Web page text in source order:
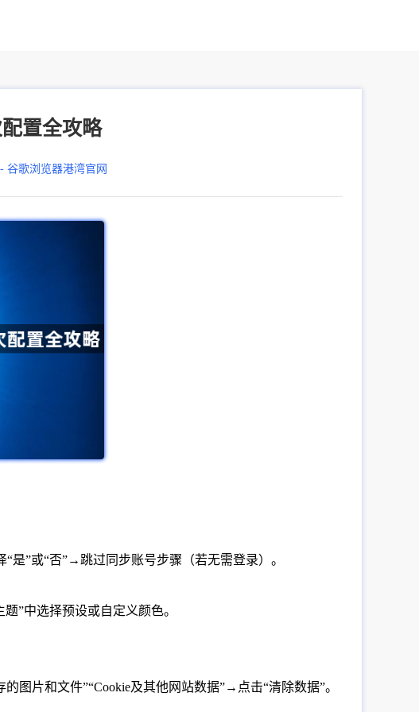
置全攻略
谷歌浏览器港湾官网
”或“否”→跳过同步账号步骤（若无需登录）。
”中选择预设或自定义颜色。
片和文件”“Cookie及其他网站数据”→点击“清除数据”。